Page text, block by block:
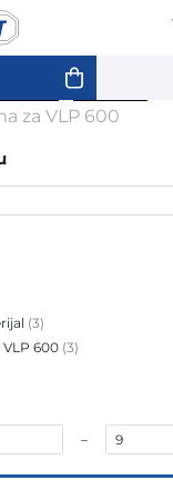
/Potrošni
za VLP 600
33
products
600 33
–